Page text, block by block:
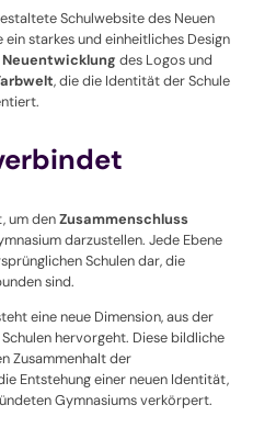
Schulwebsite des Neuen
starkes und einheitliches Design
Neuentwicklung des Logos und
, die die Identität der Schule
um denZusammenschluss
darzustellen. Jede Ebene
Schulen dar, die
sind.
eine neue Dimension, aus der
hervorgeht. Diese bildliche
Zusammenhalt der
Entstehung einer neuen Identität,
Gymnasiums verkörpert.